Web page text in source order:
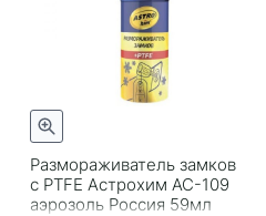
Размораживатель замков
с PTFE Астрохим АС-109
аэрозоль Россия 59мл